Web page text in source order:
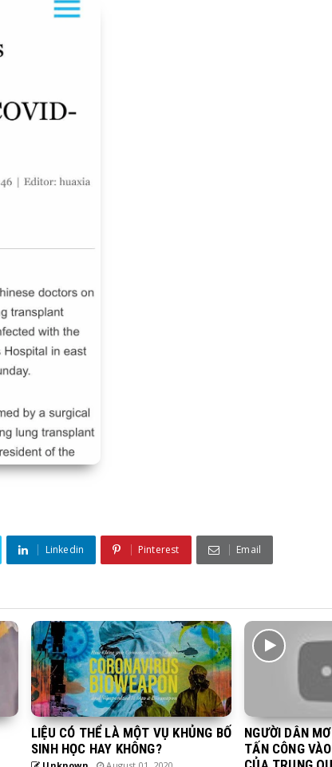
Linkedin Pinterest Email
LIỆU CÓ THỂ LÀ MỘT VỤ KHỦNG BỐ
SINH HỌC HAY KHÔNG?
NGƯỜI DÂN
TẤN CÔNG